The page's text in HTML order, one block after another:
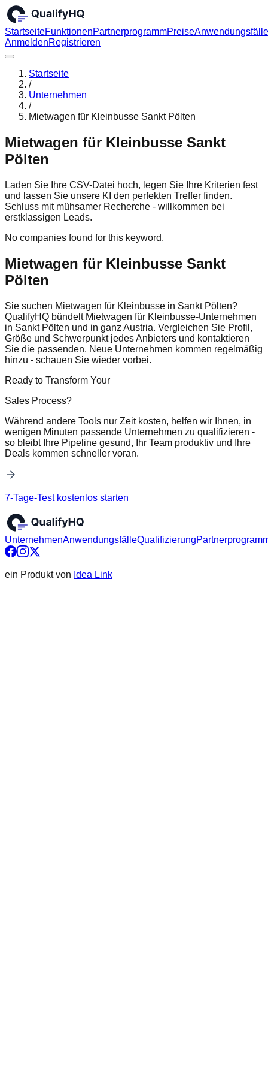
StartseiteFunktionenPartnerprogrammPreiseAnwendungsfälle
AnmeldenRegistrieren
Startseite
/
Unternehmen
/
Mietwagen für Kleinbusse Sankt Pölten
Mietwagen für Kleinbusse Sankt
Pölten
Laden Sie Ihre CSV-Datei hoch, legen Sie Ihre Kriterien fest
und lassen Sie unsere KI den perfekten Treffer finden.
Schluss mit mühsamer Recherche - willkommen bei
erstklassigen Leads.
No companies found for this keyword.
Mietwagen für Kleinbusse Sankt
Pölten
Sie suchen Mietwagen für Kleinbusse in Sankt Pölten?
QualifyHQ bündelt Mietwagen für Kleinbusse-Unternehmen
in Sankt Pölten und in ganz Austria. Vergleichen Sie Profil,
Größe und Schwerpunkt jedes Anbieters und kontaktieren
Sie die passenden. Neue Unternehmen kommen regelmäßig
hinzu - schauen Sie wieder vorbei.
Ready to Transform Your
Sales Process?
Während andere Tools nur Zeit kosten, helfen wir Ihnen, in
wenigen Minuten passende Unternehmen zu qualifizieren -
so bleibt Ihre Pipeline gesund, Ihr Team produktiv und Ihre
Deals kommen schneller voran.
7-Tage-Test kostenlos starten
UnternehmenAnwendungsfälleQualifizierung
ein Produkt von Idea Link